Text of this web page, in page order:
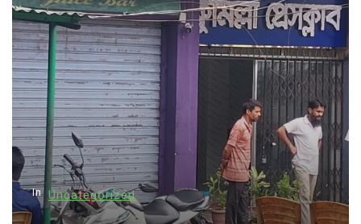
i
g
a
t
i
o
n
In Uncategorized